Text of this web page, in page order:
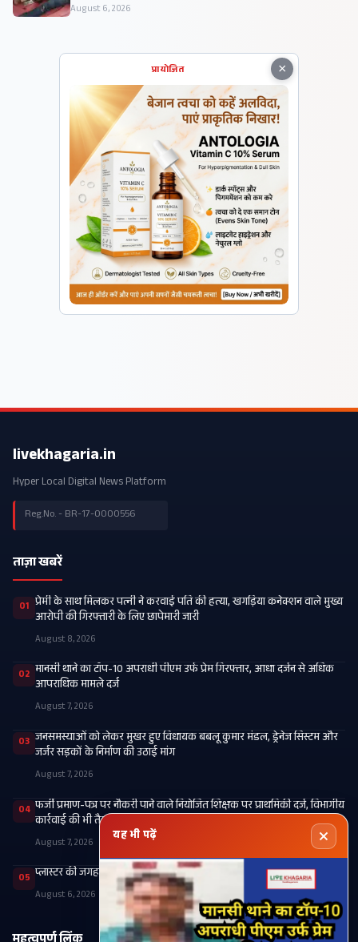
August 6, 2026
×
प्रायोजित
livekhagaria.in
Hyper Local Digital News Platform
Reg.No. - BR-17-0000556
ताज़ा खबरें
01 प्रेमी के साथ मिलकर पत्नी ने करवाई पति की हत्या, खगड़िया कनेक्शन वाले मुख्य
आरोपी की गिरफ्तारी के लिए छापेमारी जारी
August 8, 2026
02 मानसी थाने का टॉप-10 अपराधी पीएम उर्फ प्रेम गिरफ्तार, आधा दर्जन से अधिक
आपराधिक मामले दर्ज
August 7, 2026
03 जनसमस्याओं को लेकर मुखर हुए विधायक बबलू कुमार मंडल, ड्रेनेज सिस्टम और
जर्जर सड़कों के निर्माण की उठाई मांग
August 7, 2026
04 फर्जी प्रमाण-पत्र पर नौकरी पाने वाले नियोजित शिक्षक पर प्राथमिकी दर्ज, विभागीय
कार्रवाई की भी तैयारी
August 7, 2026
05 प्लास्टर की जगह टूटे पैर में कार्टन बांधने के मामले की होगी उच्चस्तरीय जांच
August 6, 2026
यह भी पढ़ें